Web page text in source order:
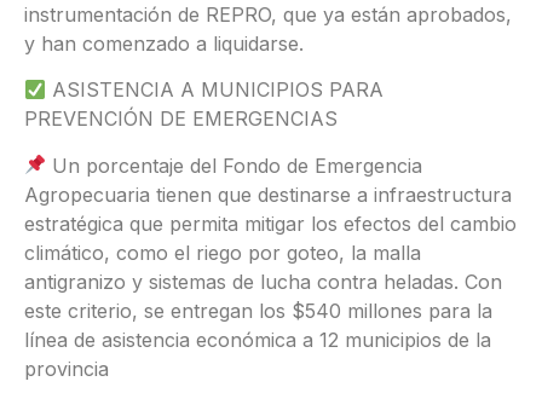
instrumentación de REPRO, que ya están aprobados,
y han comenzado a liquidarse.
ASISTENCIA A MUNICIPIOS PARA
PREVENCIÓN DE EMERGENCIAS
Un porcentaje del Fondo de Emergencia
Agropecuaria tienen que destinarse a infraestructura
estratégica que permita mitigar los efectos del cambio
climático, como el riego por goteo, la malla
antigranizo y sistemas de lucha contra heladas. Con
este criterio, se entregan los $540 millones para la
línea de asistencia económica a 12 municipios de la
provincia